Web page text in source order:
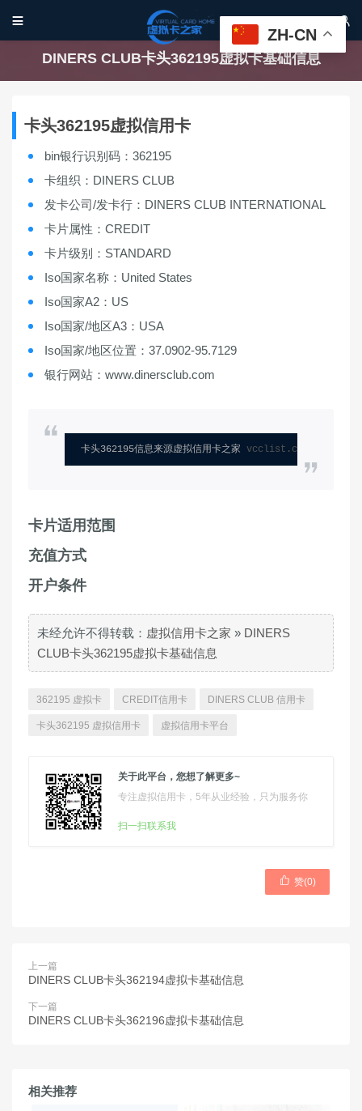
 
DINERS CLUB卡头362195虚拟卡基础信息
卡头362195虚拟信用卡
bin银行识别码：362195
卡组织：DINERS CLUB
发卡公司/发卡行：DINERS CLUB INTERNATIONAL
卡片属性：CREDIT
卡片级别：STANDARD
Iso国家名称：United States
Iso国家A2：US
Iso国家/地区A3：USA
Iso国家/地区位置：37.0902-95.7129
银行网站：www.dinersclub.com
卡头362195信息来源虚拟信用卡之家 vcclist.com
卡片适用范围
充值方式
开户条件
未经允许不得转载： 虚拟信用卡之家 » DINERS
CLUB卡头362195虚拟卡基础信息
362195 虚拟卡 CREDIT信用卡 DINERS CLUB 信用卡
卡头362195 虚拟信用卡 虚拟信用卡平台
关于此平台，您想了解更多~
专注虚拟信用卡，5年从业经验，只为服务你
扫一扫联系我
 赞(0)
上一篇
DINERS CLUB卡头362194虚拟卡基础信息
下一篇
DINERS CLUB卡头362196虚拟卡基础信息
相关推荐
ZH-CN